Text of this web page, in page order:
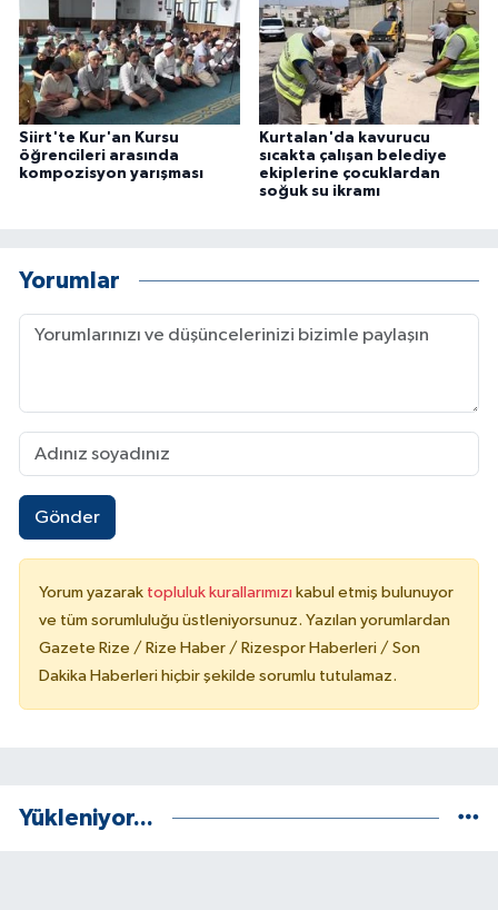
Siirt'te Kur'an Kursu
öğrencileri arasında
kompozisyon yarışması
Kurtalan'da kavurucu
sıcakta çalışan belediye
ekiplerine çocuklardan
soğuk su ikramı
Yorumlar
Gönder
Yorum yazarak topluluk kurallarımızı kabul etmiş bulunuyor
ve tüm sorumluluğu üstleniyorsunuz. Yazılan yorumlardan
Gazete Rize / Rize Haber / Rizespor Haberleri / Son
Dakika Haberleri hiçbir şekilde sorumlu tutulamaz.
Yükleniyor...
YEREL
Yerel Haberler